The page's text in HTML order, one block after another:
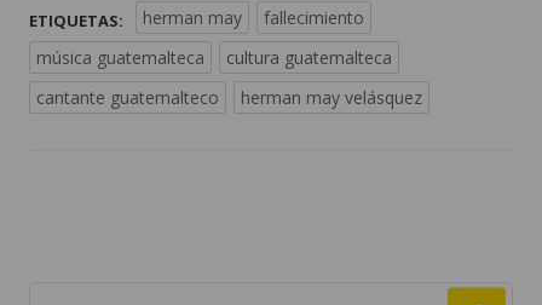
ETIQUETAS: herman may
fallecimiento
música guatemalteca
cultura guatemalteca
cantante guatemalteco
herman may velásquez